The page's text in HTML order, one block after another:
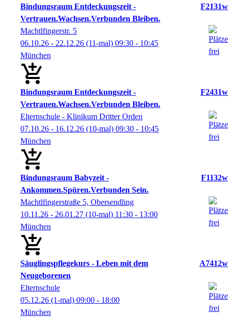
Bindungsraum Entdeckungszeit -
Vertrauen.Wachsen.Verbunden Bleiben.
F2131w
Machtlfingerstr. 5
06.10.26 - 22.12.26 (11-mal) 09:30 - 10:45
München
Bindungsraum Entdeckungszeit -
Vertrauen.Wachsen.Verbunden Bleiben.
F2431w
Elternschule - Klinikum Dritter Orden
07.10.26 - 16.12.26 (10-mal) 09:30 - 10:45
München
Bindungsraum Babyzeit -
Ankommen.Spüren.Verbunden Sein.
F1132w
Machtlfingerstraße 5, Obersendling
10.11.26 - 26.01.27 (10-mal) 11:30 - 13:00
München
Säuglingspflegekurs - Leben mit dem
Neugeborenen
A7412w
Elternschule
05.12.26 (1-mal) 09:00 - 18:00
München